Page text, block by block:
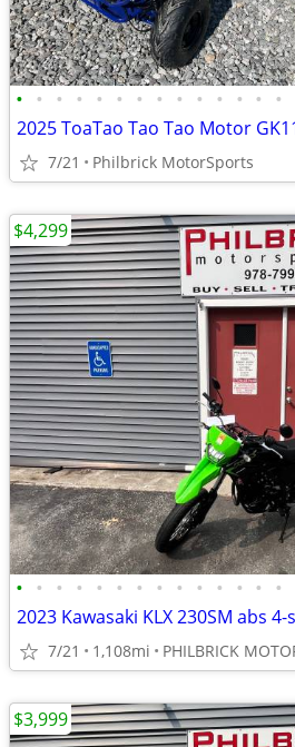
• • • • • • • • • • • • • •
7/21 Philbrick MotorSports
• • • • • • • • • • • • • •
7/21 1,108mi PHILBRICK
$4,299
$3,999